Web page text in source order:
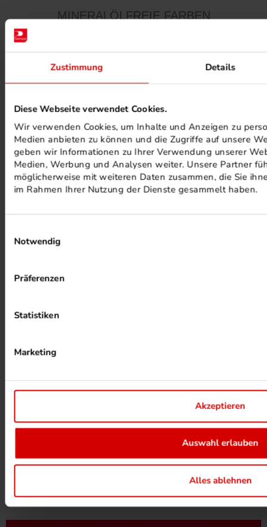
Zustimmung Details
Diese Webseite verwendet Cookies.
Wir verwenden Cookies, um Inhalte und Anzeigen zu
Medien anbieten zu können und die Zugriffe auf unsere
geben wir Informationen zu Ihrer Verwendung unserer
Medien, Werbung und Analysen weiter. Unsere Partner
möglicherweise mit weiteren Daten zusammen, die Sie
im Rahmen Ihrer Nutzung der Dienste gesammelt haben.
Notwendig
Präferenzen
Statistiken
Marketing
Akzeptieren
Auswahl erlauben
Alles ablehnen
MINERALÖLFREIE FARBEN
PHOTOVOLTAIK ANLAGEN
UMWELTPROJEKTE ANSEHEN